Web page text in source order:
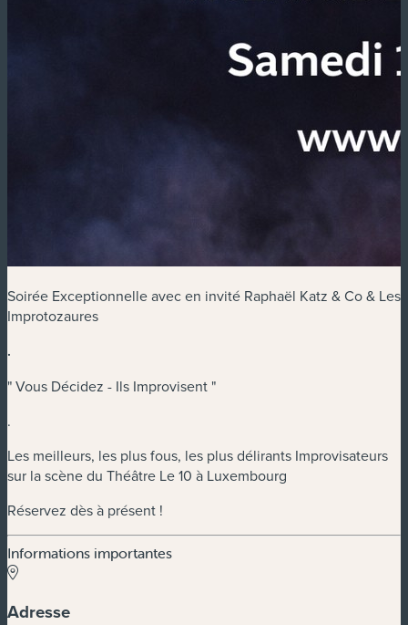
Soirée Exceptionnelle avec en invité Raphaël Katz & Co & Les
Improtozaures
.
" Vous Décidez - Ils Improvisent "
.
Les meilleurs, les plus fous, les plus délirants Improvisateurs
sur la scène du Théâtre Le 10 à Luxembourg
Réservez dès à présent !
Informations importantes
Adresse